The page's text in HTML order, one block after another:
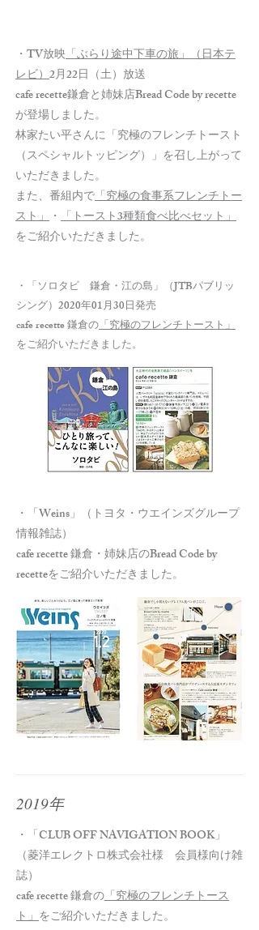
・TV放映「ぶらり途中下車の旅」（日本テ
レビ）2月22日（土）放送
cafe recette鎌倉と姉妹店Bread Code by recette
が登場しました。
林家たい平さんに「究極のフレンチトースト
（スペシャルトッピング）」を召し上がって
いただきました。
また、番組内で「究極の食事系フレンチトー
スト」 ・ 「トースト3種類食べ比べセット」
をご紹介いただきました。
・「ソロタビ 鎌倉・江の島」（JTBパブリッ
シング）2020年01月30日発売
cafe recette 鎌倉の「究極のフレンチトースト」
をご紹介いただきました。
・「Weins」（トヨタ・ウエインズグループ
情報雑誌）
cafe recette 鎌倉・姉妹店のBread Code by
recetteをご紹介いただきました。
2019年
・「CLUB OFF NAVIGATION BOOK」
（菱洋エレクトロ株式会社様 会員様向け雑
誌）
cafe recette 鎌倉の「究極のフレンチトース
ト」をご紹介いただきました。